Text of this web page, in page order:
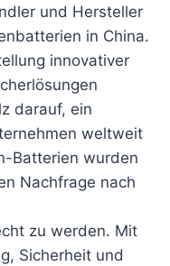
und Hersteller
in China.
innovativer
darauf, ein
weltweit
Batterien wurden
Nachfrage nach
zu werden. Mit
Sicherheit und